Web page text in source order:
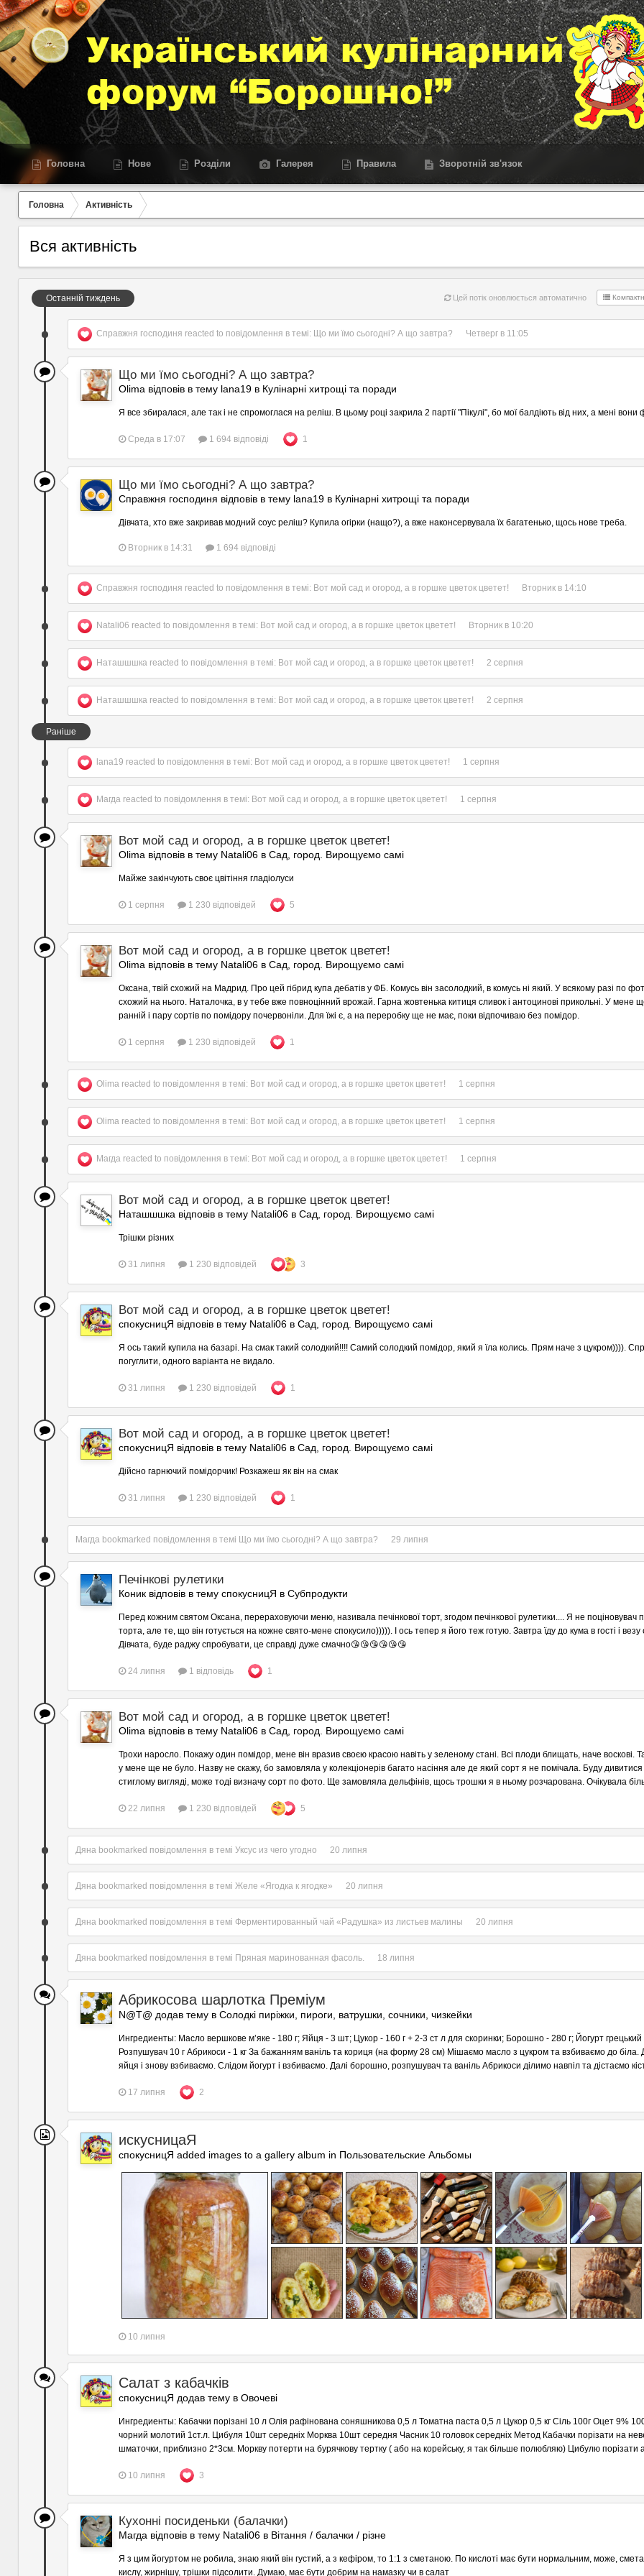
Головна Нове Розділи Галерея Правила Зворотній зв'язок
Головна Активність
Вся активність
Цей потік оновлюється автоматично
Останній тиждень
Справжня господиня reacted to повідомлення в темі: Що ми їмо сьогодні? А що завтра? Четверг в 11:05
Що ми їмо сьогодні? А що завтра?
Olima відповів в тему lana19 в Кулінарні хитрощі та поради
Я все збиралася, але так і не спромоглася на реліш. В цьому році закрила 2 партії "Пікулі", бо мої балдіють від них, а мені вони
Среда в 17:07 1 694 відповіді 1
Що ми їмо сьогодні? А що завтра?
Справжня господиня відповів в тему lana19 в Кулінарні хитрощі та поради
Дівчата, хто вже закривав модний соус реліш? Купила огірки (нащо?), а вже наконсервувала їх багатенько, щось нове треба.
Вторник в 14:31 1 694 відповіді
Справжня господиня reacted to повідомлення в темі: Вот мой сад и огород, а в горшке цветок цветет! Вторник в 14:10
Natali06 reacted to повідомлення в темі: Вот мой сад и огород, а в горшке цветок цветет! Вторник в 10:20
Наташшшка reacted to повідомлення в темі: Вот мой сад и огород, а в горшке цветок цветет! 2 серпня
Наташшшка reacted to повідомлення в темі: Вот мой сад и огород, а в горшке цветок цветет! 2 серпня
Раніше
lana19 reacted to повідомлення в темі: Вот мой сад и огород, а в горшке цветок цветет! 1 серпня
Магда reacted to повідомлення в темі: Вот мой сад и огород, а в горшке цветок цветет! 1 серпня
Вот мой сад и огород, а в горшке цветок цветет!
Olima відповів в тему Natali06 в Сад, город. Вирощуємо самі
Майже закінчують своє цвітіння гладіолуси
1 серпня 1 230 відповідей 5
Вот мой сад и огород, а в горшке цветок цветет!
Olima відповів в тему Natali06 в Сад, город. Вирощуємо самі
Оксана, твій схожий на Мадрид. Про цей гібрид купа дебатів у ФБ. Комусь він засолодкий, в комусь ні який. У всякому разі по
схожий на нього. Наталочка, в у тебе вже повноцінний врожай. Гарна жовтенька китиця сливок і антоцинові прикольні. У мене
ранній і пару сортів по помідору почервоніли. Для їжі є, а на переробку ще не має, поки відпочиваю без помідор.
1 серпня 1 230 відповідей 1
Olima reacted to повідомлення в темі: Вот мой сад и огород, а в горшке цветок цветет! 1 серпня
Olima reacted to повідомлення в темі: Вот мой сад и огород, а в горшке цветок цветет! 1 серпня
Магда reacted to повідомлення в темі: Вот мой сад и огород, а в горшке цветок цветет! 1 серпня
Вот мой сад и огород, а в горшке цветок цветет!
Наташшшка відповів в тему Natali06 в Сад, город. Вирощуємо самі
Трішки різних
31 липня 1 230 відповідей 3
Вот мой сад и огород, а в горшке цветок цветет!
спокусницЯ відповів в тему Natali06 в Сад, город. Вирощуємо самі
Я ось такий купила на базарі. На смак такий солодкий!!!! Самий солодкий помідор, який я їла колись. Прям наче з цукром)))).
погуглити, одного варіанта не видало.
31 липня 1 230 відповідей 1
Вот мой сад и огород, а в горшке цветок цветет!
спокусницЯ відповів в тему Natali06 в Сад, город. Вирощуємо самі
Дійсно гарнючий помідорчик! Розкажеш як він на смак
31 липня 1 230 відповідей 1
Магда bookmarked повідомлення в темі Що ми їмо сьогодні? А що завтра? 29 липня
Печінкові рулетики
Коник відповів в тему спокусницЯ в Субпродукти
Перед кожним святом Оксана, перераховуючи меню, називала печінкової торт, згодом печінкової рулетики.... Я не поціновувач
торта, але те, що він готується на кожне свято-мене спокусило))))). І ось тепер я його теж готую. Завтра їду до кума в гості і
Дівчата, буде раджу спробувати, це справді дуже смачно😘😘😘😘😘😘
24 липня 1 відповідь 1
Вот мой сад и огород, а в горшке цветок цветет!
Olima відповів в тему Natali06 в Сад, город. Вирощуємо самі
Трохи наросло. Покажу один помідор, мене він вразив своєю красою навіть у зеленому стані. Всі плоди блищать, наче воскові.
у мене ще не було. Назву не скажу, бо замовляла у колекціонерів багато насіння але де який сорт я не помічала. Буду
стиглому вигляді, може тоді визначу сорт по фото. Ще замовляла дельфінів, щось трошки я в ньому розчарована. Очікувала
22 липня 1 230 відповідей 5
Дяна bookmarked повідомлення в темі Уксус из чего угодно 20 липня
Дяна bookmarked повідомлення в темі Желе «Ягодка к ягодке» 20 липня
Дяна bookmarked повідомлення в темі Ферментированный чай «Радушка» из листьев малины 20 липня
Дяна bookmarked повідомлення в темі Пряная маринованная фасоль. 18 липня
Абрикосова шарлотка Преміум
N@T@ додав тему в Солодкі пиріжки, пироги, ватрушки, сочники, чизкейки
Ингредиенты: Масло вершкове мʼяке - 180 г; Яйця - 3 шт; Цукор - 160 г + 2-3 ст л для скоринки; Борошно - 280 г; Йогурт грецький
Розпушувач 10 г Абрикоси - 1 кг За бажанням ваніль та кориця (на форму 28 см) Мішаємо масло з цукром та взбиваємо до біла.
яйця і знову взбиваємо. Слідом йогурт і взбиваємо. Далі борошно, розпушувач та ваніль Абрикоси ділимо навпіл та дістаємо
17 липня 2
искусницаЯ
спокусницЯ added images to a gallery album in Пользовательские Альбомы
10 липня
Салат з кабачків
спокусницЯ додав тему в Овочеві
Ингредиенты: К абачки порізані 10 л Олія рафінована соняшникова 0,5 л Томатна паста 0,5 л Цукор 0,5 кг Сіль 100г Оцет 9%
чорний молотий 1ст.л. Цибуля 10шт середніх Морква 10шт середня Часник 10 головок середніх Метод Кабачки порізати на
шматочки, приблизно 2*3см. Моркву потерти на бурячкову тертку ( або на корейську, я так більше полюбляю) Цибулю порізати
10 липня 3
Кухонні посиденьки (балачки)
Магда відповів в тему Natali06 в Вітання / балачки / різне
Я з цим йогуртом не робила, знаю який він густий, а з кефіром, то 1:1 з сметаною. По кислоті має бути нормальним, може,
кислу, жирнішу, трішки підсолити. Думаю, має бути добрим на намазку чи в салат